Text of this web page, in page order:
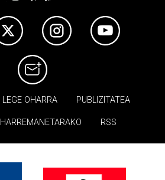
LEGE OHARRA PUBLIZITATEA
HARREMANETARAKO RSS